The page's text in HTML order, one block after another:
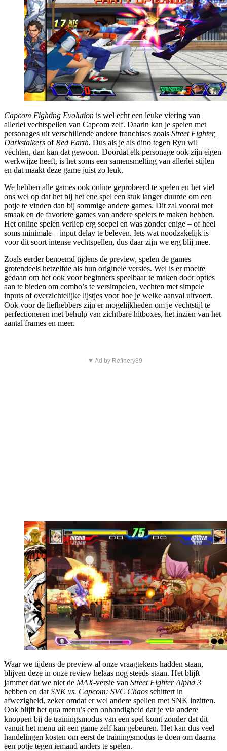
Capcom Fighting Evolution is wel echt een leuke viering van
allerlei vechtspellen van Capcom zelf. Daarin kan je spelen met
personages uit verschillende andere franchises zoals Street Fighter,
Darkstalkers ofRed Earth. Dus als je als dino tegen Ryu wil
vechten, dan kan dat gewoon. Doordat elk personage ook zijn eigen
werkwijze heeft, is het soms een samensmelting van allerlei stijlen
en dat maakt deze game juist zo leuk.
We hebben alle games ook online geprobeerd te spelen en het viel
ons wel op dat het bij het ene spel een stuk langer duurde om een
potje te vinden dan bij sommige andere games. Dit zal vooral met
smaak en de favoriete games van andere spelers te maken hebben.
Het online spelen verliep erg soepel en was zonder enige – of heel
soms minimale – input delay te beleven. Iets wat noodzakelijk is
voor dit soort intense vechtspellen, dus daar zijn we erg blij mee.
Zoals eerder benoemd tijdens de preview, spelen de games
grotendeels hetzelfde als hun originele versies. Wel is er moeite
gedaan om het ook voor beginners speelbaar te maken door opties
aan te bieden om combo’s te versimpelen, vechten met simpele
inputs of overzichtelijke lijstjes voor hoe je welke aanval uitvoert.
Ook voor de liefhebbers zijn er mogelijkheden om je vechtstijl te
perfectioneren met behulp van zichtbare hitboxes, het inzien van het
aantal frames en meer.
▼ Ad by Refinery89
Waar we tijdens de preview al onze vraagtekens hadden staan,
blijven deze in onze review helaas nog steeds staan. Het blijft
jammer dat we niet de MAX-versie van Street Fighter Alpha 3
hebben en dat SNK vs. Capcom: SVC Chaos schittert in
afwezigheid, zeker omdat er wel andere spellen met SNK inzitten.
Ook blijft het qua menu’s een onhandigheid dat je via andere
knoppen bij de trainingsmodus van een spel komt zonder dat dit
vanuit het menu uit een game zelf kan gebeuren. Het kan dus veel
handelingen kosten om eerst de trainingsmodus te doen om daarna
een potje tegen iemand anders te spelen.